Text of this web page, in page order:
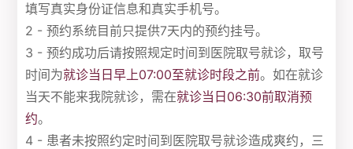
填写真实身份证信息和真实手机号。
2 - 预约系统目前只提供7天内的预约挂号。
3 - 预约成功后请按照规定时间到医院取号就诊，取号
时间为就诊当日早上07:00至就诊时段之前。如在就诊
当天不能来我院就诊，需在就诊当日06:30前取消预
约。
4 - 患者未按照约定时间到医院取号就诊造成爽约，三